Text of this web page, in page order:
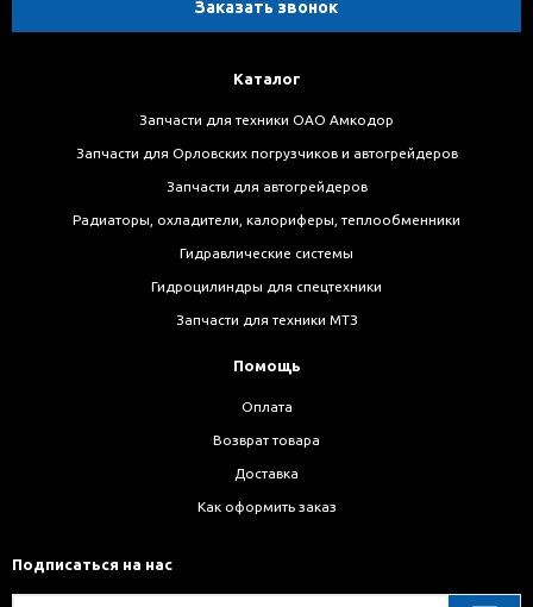
Заказать звонок
Каталог
Запчасти для техники ОАО Амкодор
Запчасти для Орловских погрузчиков и автогрейдеров
Запчасти для автогрейдеров
Радиаторы, охладители, калориферы, теплообменники
Гидравлические системы
Гидроцилиндры для спецтехники
Запчасти для техники МТЗ
Помощь
Оплата
Возврат товара
Доставка
Как оформить заказ
Подписаться на нас